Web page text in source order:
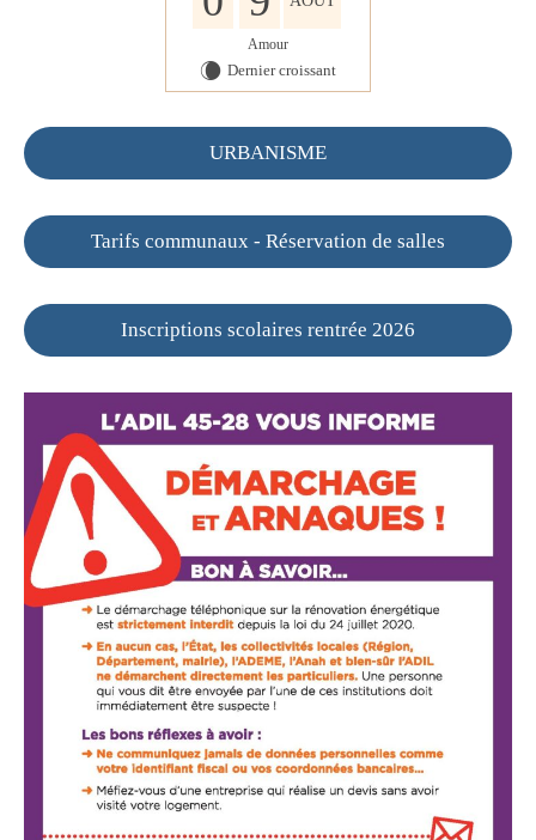
Amour
W Dernier croissant
URBANISME
Tarifs communaux - Réservation de salles
Inscriptions scolaires rentrée 2026